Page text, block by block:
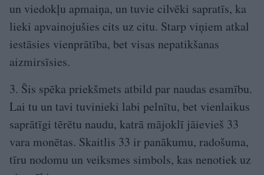
un viedokļu apmaiņa, un tuvie cilvēki sapratīs, ka
lieki apvainojušies cits uz citu. Starp viņiem atkal
iestāsies vienprātība, bet visas nepatikšanas
aizmirsīsies.
3. Šis spēka priekšmets atbild par naudas esamību.
Lai tu un tavi tuvinieki labi pelnītu, bet vienlaikus
saprātīgi tērētu naudu, katrā mājoklī jāievieš 33
vara monētas. Skaitlis 33 ir panākumu, radošuma,
tīru nodomu un veiksmes simbols, kas nenotiek uz